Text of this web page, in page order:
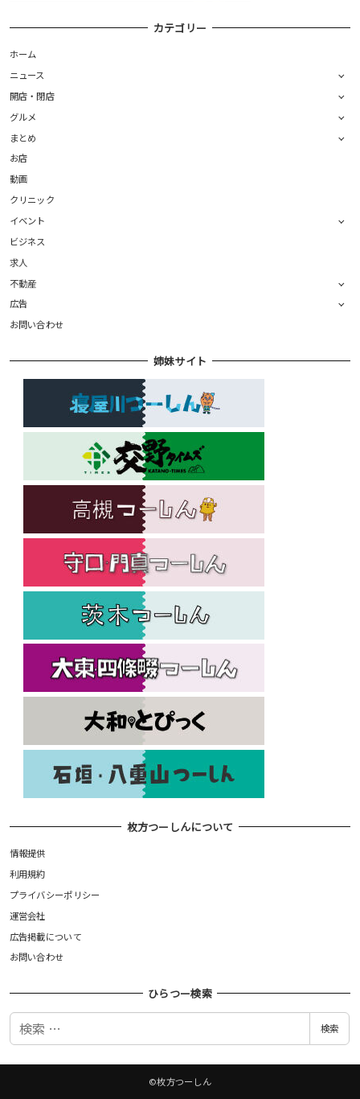
カテゴリー
ホーム
ニュース
開店・閉店
グルメ
まとめ
お店
動画
クリニック
イベント
ビジネス
求人
不動産
広告
お問い合わせ
姉妹サイト
枚方つーしんについて
情報提供
利用規約
プライバシーポリシー
運営会社
広告掲載について
お問い合わせ
ひらつー検索
検
検索
©枚方つーしん